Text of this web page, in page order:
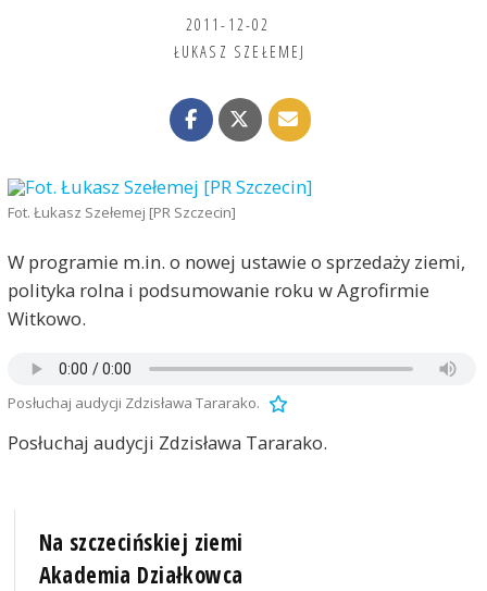
2011-12-02
ŁUKASZ SZEŁEMEJ
Fot. Łukasz Szełemej [PR Szczecin]
W programie m.in. o nowej ustawie o sprzedaży ziemi,
polityka rolna i podsumowanie roku w Agrofirmie
Witkowo.
Posłuchaj audycji Zdzisława Tararako.
Posłuchaj audycji Zdzisława Tararako.
Na szczecińskiej ziemi
Akademia Działkowca